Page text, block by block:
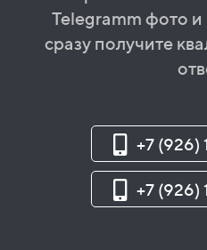
Telegramm фото
сразу получите
+7 (926)
+7 (926)